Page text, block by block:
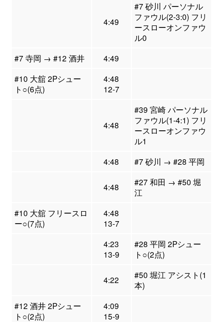
4:49
#7 砂川 パーソナル
ファウル(2-3:0) フリ
ースローオンファウ
ル0
#7 寺岡 → #12 酒井
4:49
#10 大舘 2Pシュー
ト○(6点)
4:48
12-7
4:48
#39 宮崎 パーソナル
ファウル(1-4:1) フリ
ースローオンファウ
ル1
4:48
#7 砂川 → #28 平岡
4:48
#27 和田 → #50 堀
江
#10 大舘 フリースロ
ー○(7点)
4:48
13-7
4:23
13-9
#28 平岡 2Pシュー
ト○(2点)
4:22
#50 堀江 アシスト(1
本)
#12 酒井 2Pシュー
ト○(2点)
4:09
15-9